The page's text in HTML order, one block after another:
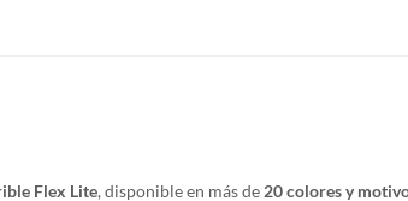
Flex Lite, disponible en más de 20 colores y